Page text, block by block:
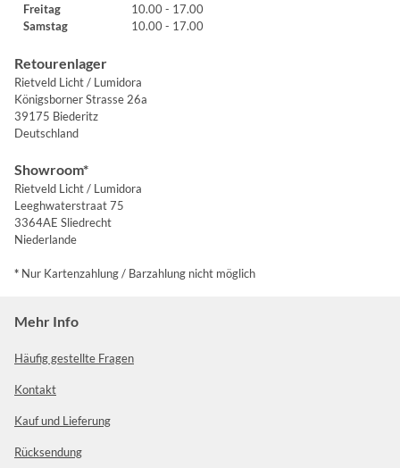
Freitag
10.00 - 17.00
Samstag
10.00 - 17.00
Retourenlager
Rietveld Licht / Lumidora
Königsborner Strasse 26a
39175 Biederitz
Deutschland
Showroom*
Rietveld Licht / Lumidora
Leeghwaterstraat 75
3364AE Sliedrecht
Niederlande
* Nur Kartenzahlung / Barzahlung nicht möglich
Mehr Info
Häufig gestellte Fragen
Kontakt
Kauf und Lieferung
Rücksendung